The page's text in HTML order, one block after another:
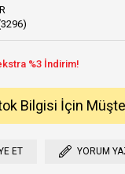
Bilgisi İçin
ET YORUM